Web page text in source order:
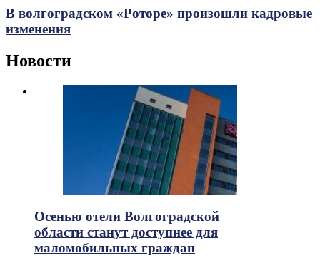
В волгоградском «Роторе» произошли кадровые
изменения
Новости
Осенью отели Волгоградской
области станут доступнее для
маломобильных граждан